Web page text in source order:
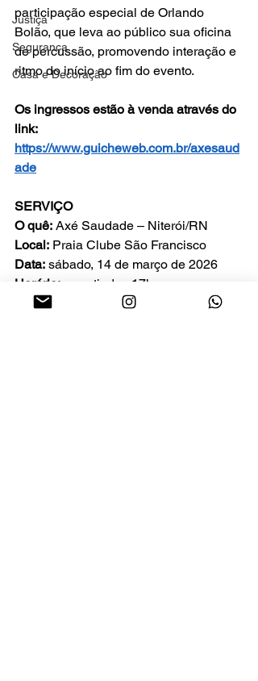
Justiça
Segurança
Casa e Decoração
participação especial de Orlando
Bolão, que leva ao público sua oficina
de percussão, promovendo interação e
ritmo do início ao fim do evento.
Os ingressos estão à venda através do
link:
https://www.guicheweb.com.br/axesaud
ade
SERVIÇO
O quê: Axé Saudade – Niterói/RN
Local: Praia Clube São Francisco
Data: sábado, 14 de março de 2026
Horário: a partir das 17h
Ingressos:
Guichê Web | Balcão da